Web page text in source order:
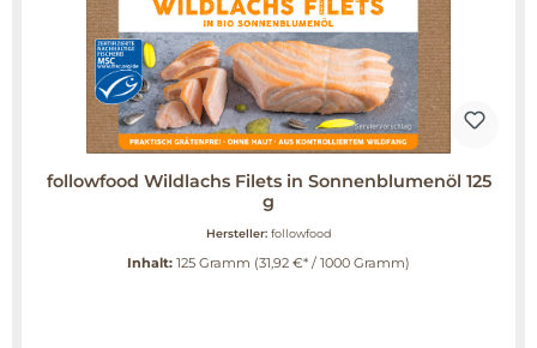
followfood Wildlachs Filets in Sonnenblumenöl 125
g
Hersteller: followfood
Inhalt: 125 Gramm (31,92 €* / 1000 Gramm)